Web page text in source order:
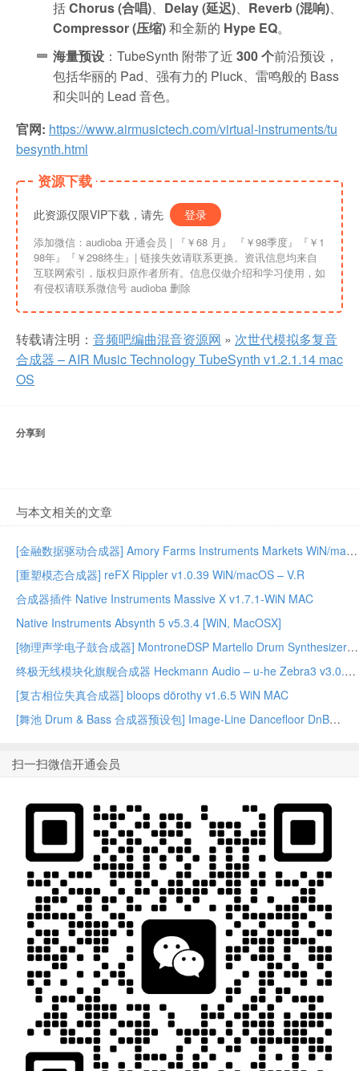
括Chorus (合唱)、 Delay (延迟)、 Reverb (混响)、
Compressor (压缩)和全新的 Hype EQ。
海量预设 ：TubeSynth 附带了近 300 个前沿预设，
包括华丽的 Pad、强有力的 Pluck、雷鸣般的 Bass
和尖叫的 Lead 音色。
官网: https://www.airmusictech.com/virtual-instruments/tu
besynth.html
资源下载
此资源仅限VIP下载，请先 登录
添加微信：audioba 开通会员 | 『￥68 月』 『￥98季度』『￥1
98年』『￥298终生』| 链接失效请联系更换。资讯信息均来自
互联网索引，版权归原作者所有。信息仅做介绍和学习使用，如
有侵权请联系微信号 audioba 删除
转载请注明： 音频吧编曲混音资源网 » 次世代模拟多复音
合成器 – AIR Music Technology TubeSynth v1.2.1.14 mac
OS
分享到
与本文相关的文章
[金融数据驱动合成器] Amory Farms Instruments Markets WiN/macOS – ARCADiA
[重塑模态合成器] reFX Rippler v1.0.39 WiN/macOS – V.R
合成器插件 Native Instruments Massive X v1.7.1-WiN MAC
Native Instruments Absynth 5 v5.3.4 [WiN, MacOSX]
[物理声学电子鼓合成器] MontroneDSP Martello Drum Synthesizer v1.0.1 Linux x86_64
终极无线模块化旗舰合成器 Heckmann Audio – u-he Zebra3 v3.0.1.22165 [V.R]
[复古相位失真合成器] bloops dörothy v1.6.5 WiN MAC
[舞池 Drum & Bass 合成器预设包] Image-Line Dancefloor DnB
扫一扫微信开通会员